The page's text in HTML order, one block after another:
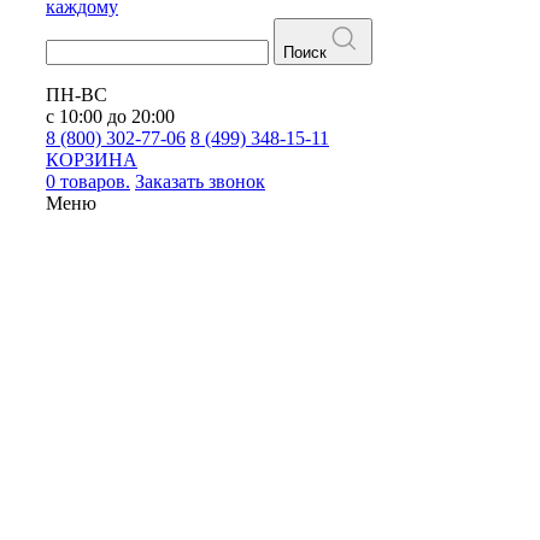
каждому
Поиск
ПН-ВС
с 10:00 до 20:00
8 (800) 302-77-06 8 (499) 348-15-11
КОРЗИНА
0 товаров. Заказать звонок
Меню